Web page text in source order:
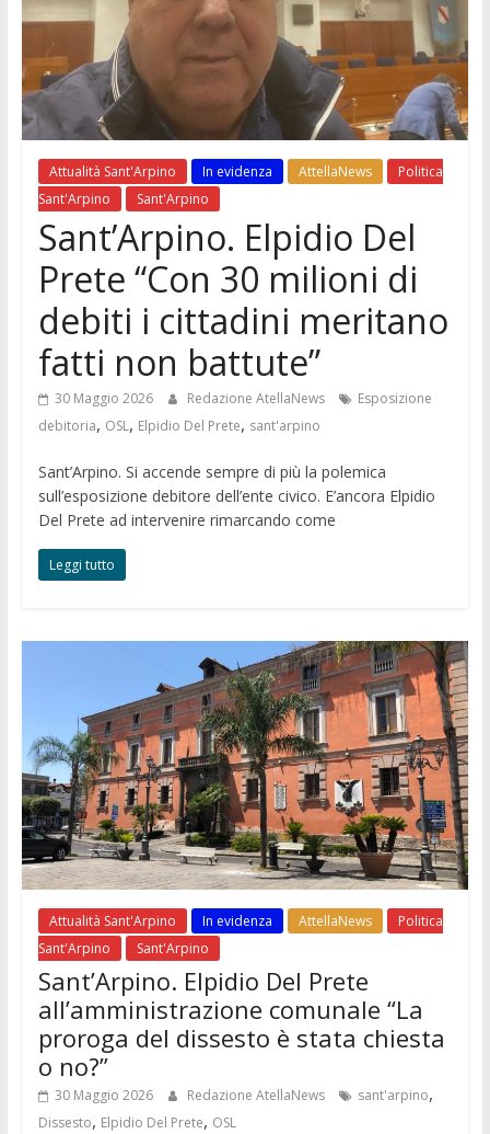
Attualità Sant'Arpino In evidenza AttellaNews
Politica
Sant'Arpino
Sant'Arpino
Sant’Arpino. Elpidio Del
Prete “Con 30 milioni di
debiti i cittadini meritano
fatti non battute”
30 Maggio 2026 Redazione AtellaNews
Esposizione
debitoria, OSL, Elpidio Del Prete, sant'arpino
Sant’Arpino. Si accende sempre di più la polemica
sull’esposizione debitore dell’ente civico. E’ancora Elpidio
Del Prete ad intervenire rimarcando come
Leggi tutto
Attualità Sant'Arpino In evidenza AttellaNews
Politica
Sant'Arpino
Sant'Arpino
Sant’Arpino. Elpidio Del Prete
all’amministrazione comunale “La
proroga del dissesto è stata chiesta
o no?”
30 Maggio 2026 Redazione AtellaNews sant'arpino,
Dissesto, Elpidio Del Prete, OSL